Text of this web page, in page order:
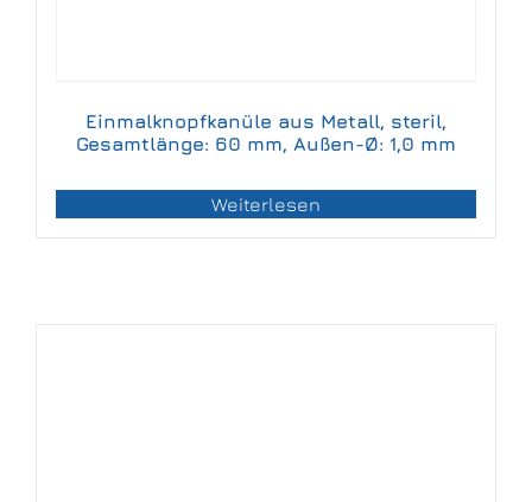
Einmalknopfkanüle aus Metall, steril,
Gesamtlänge: 60 mm, Außen-Ø: 1,0 mm
Weiterlesen